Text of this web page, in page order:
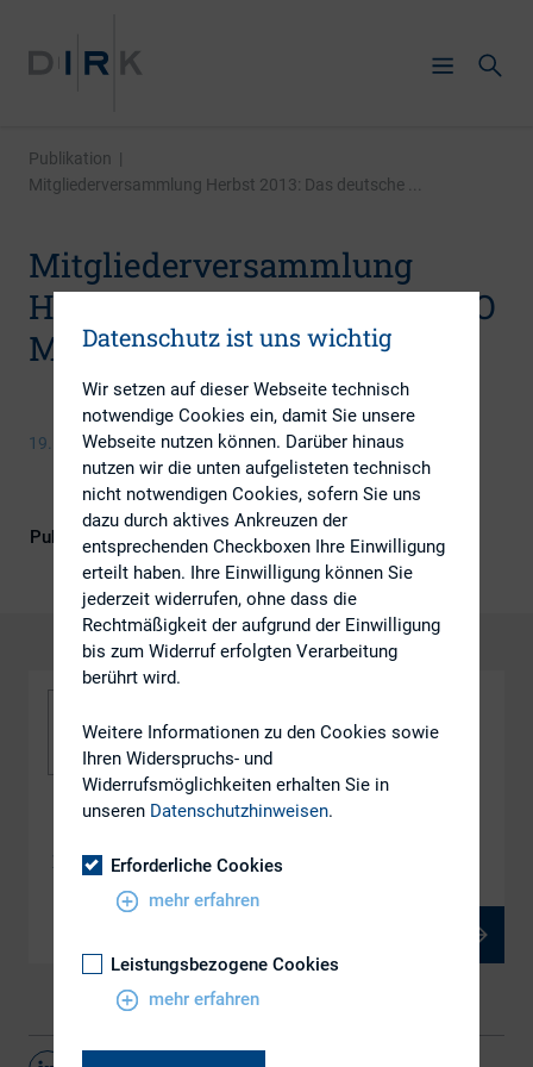
Publikation |
Mitgliederversammlung Herbst 2013: Das deutsche ...
Mitgliederversammlung
Herbst 2013: Das deutsche IPO
Modell im Wandel
19. November 2013
Publikationsform DIRK-Publikationen
Das deutsche IPO Modell im Wandel
Datenschutz ist uns wichtig
Wir setzen auf dieser Webseite technisch
notwendige Cookies ein, damit Sie unsere
Webseite nutzen können. Darüber hinaus
nutzen wir die unten aufgelisteten technisch
nicht notwendigen Cookies, sofern Sie uns
dazu durch aktives Ankreuzen der
entsprechenden Checkboxen Ihre Einwilligung
erteilt haben. Ihre Einwilligung können Sie
jederzeit widerrufen, ohne dass die
Rechtmäßigkeit der aufgrund der Einwilligung
bis zum Widerruf erfolgten Verarbeitung
berührt wird.
Weitere Informationen zu den Cookies sowie
Ihren Widerspruchs- und
Widerrufsmöglichkeiten erhalten Sie in
unseren Datenschutzhinweisen.
Erforderliche Cookies
mehr erfahren
Leistungsbezogene Cookies
mehr erfahren